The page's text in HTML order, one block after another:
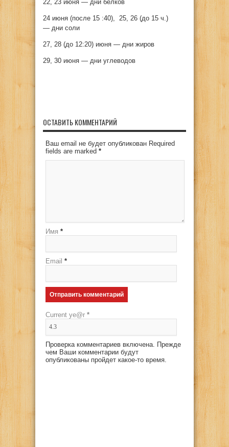
22, 23 июня — дни белков
24 июня (после 15 :40), 25, 26 (до 15 ч.)
— дни соли
27, 28 (до 12:20) июня — дни жиров
29, 30 июня — дни углеводов
ОСТАВИТЬ КОММЕНТАРИЙ
Ваш email не будет опубликован Required
fields are marked *
Имя *
Email *
Current ye@r *
Проверка комментариев включена. Прежде
чем Ваши комментарии будут
опубликованы пройдет какое-то время.